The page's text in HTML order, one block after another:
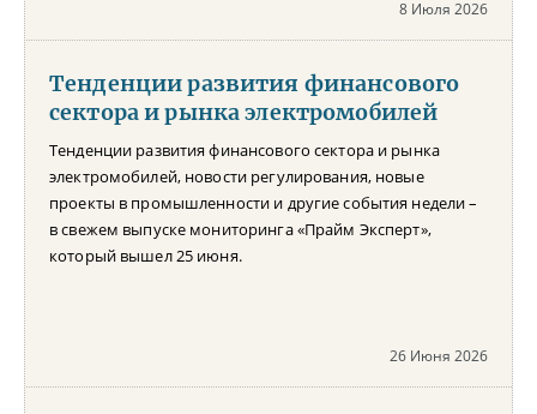
8 Июля 2026
Тенденции развития финансового
сектора и рынка электромобилей
Тенденции развития финансового сектора и рынка
электромобилей, новости регулирования, новые
проекты в промышленности и другие события недели –
в свежем выпуске мониторинга «Прайм Эксперт»,
который вышел 25 июня.
26 Июня 2026